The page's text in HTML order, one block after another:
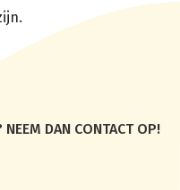
NEEM DAN CONTACT OP!